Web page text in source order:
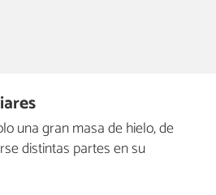
una gran masa de hielo, de
distintas partes en su